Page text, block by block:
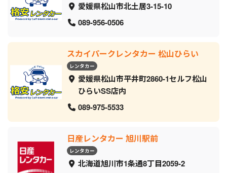
愛媛県松山市北土居3-15-10
089-956-0506
スカイパークレンタカー 松山ひらい
レンタカー
愛媛県松山市平井町2860-1セルフ松山
ひらいSS店内
089-975-5533
日産レンタカー 旭川駅前
レンタカー
北海道旭川市1条通8丁目2059‐2